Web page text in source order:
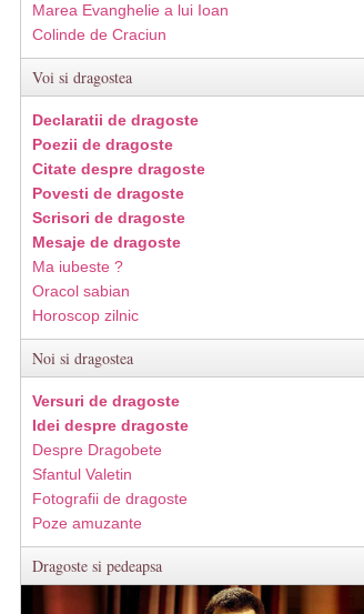
Marea Evanghelie a lui Ioan
Colinde de Craciun
Voi si dragostea
Declaratii de dragoste
Poezii de dragoste
Citate despre dragoste
Povesti de dragoste
Scrisori de dragoste
Mesaje de dragoste
Ma iubeste ?
Oracol sabian
Horoscop zilnic
Noi si dragostea
Versuri de dragoste
Idei despre dragoste
Despre Dragobete
Sfantul Valetin
Fotografii de dragoste
Poze amuzante
Dragoste si pedeapsa